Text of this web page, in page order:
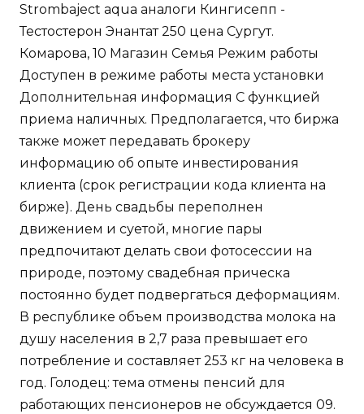
Strombaject aqua аналоги Кингисепп -
Тестостерон Энантат 250 цена Сургут.
Комарова, 10 Магазин Семья Режим работы
Доступен в режиме работы места установки
Дополнительная информация С функцией
приема наличных. Предполагается, что биржа
также может передавать брокеру
информацию об опыте инвестирования
клиента (срок регистрации кода клиента на
бирже). День свадьбы переполнен
движением и суетой, многие пары
предпочитают делать свои фотосессии на
природе, поэтому свадебная прическа
постоянно будет подвергаться деформациям.
В республике объем производства молока на
душу населения в 2,7 раза превышает его
потребление и составляет 253 кг на человека в
год. Голодец: тема отмены пенсий для
работающих пенсионеров не обсуждается 09.